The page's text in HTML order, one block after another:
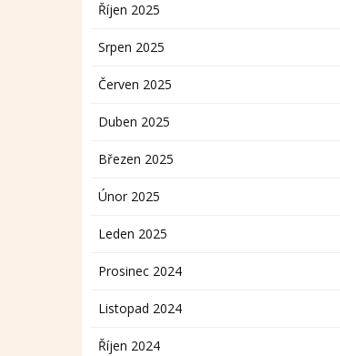
Říjen 2025
Srpen 2025
Červen 2025
Duben 2025
Březen 2025
Únor 2025
Leden 2025
Prosinec 2024
Listopad 2024
Říjen 2024